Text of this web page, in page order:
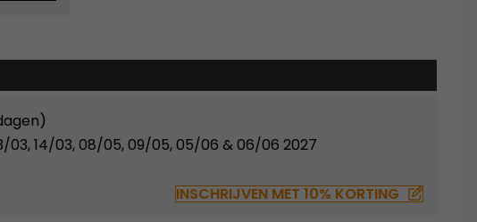
03, 14/03, 08/05, 09/05, 05/06 & 06/06 2027
INSCHRIJVEN MET 10% KORTING